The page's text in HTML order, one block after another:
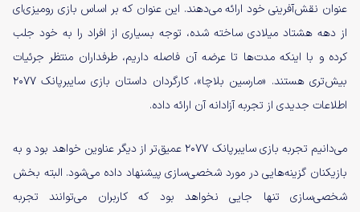
عنوان نقش‌آفرینی خود ارائه می‌دهند. این عنوان که بر اساس بازی‌ رومیزی‌ای
از دهه هشتاد میلادی ساخته شده، توجه بسیاری از افراد را به خود جلب
کرده و با اینکه مدت‌ها تا عرضه آن فاصله داریم، طرفداران منتظر جرئیات
بیش‌تری هستند. «مارسین بلاچا»، کارگردان داستان بازی سایبرپانک 2077
اطلاعات جدیدی از تجربه آزادانه آن ارائه داده.
می‌دانیم تجربه بازی سایبرپانک 2077 عمیق‌تر از دیگر عناوین خواهد بود و به
بازیکنان گزینه‌هایی در مورد شخصی‌سازی پیشنهاد داده می‌شود. البته بخش
شخصی‌سازی تنها جایی نخواهد بود که کاربران می‌توانند تجربه